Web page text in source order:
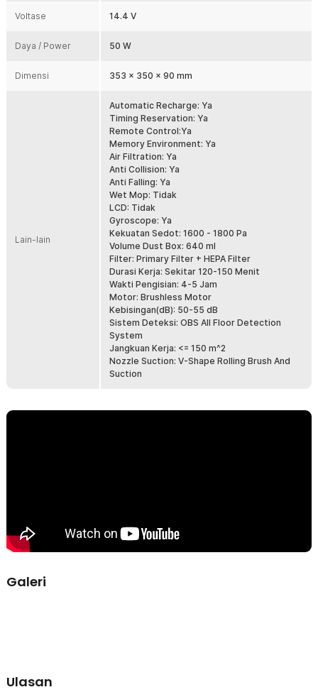
kotoran yang dapat Anda atur secara otomatis untuk membersihkan
besar dengan tenaga 1800 Pa sehingga ampuh membersihkan debu dan
kotoran yang menempel di rumah Anda. Ditenagai dengan baterai
berkapasitas besar memungkinkan robot ini dapat digunakan dalam
waktu yang lama dalam sekali charge.
Xiaomi Roborock Xiaowa ini dilengkapi dengan sensor berpresisi
tinggi yang dipadukan dengan teknologi AI canggih sehingga robot
dapat membersihkan rumah dengan optimal tanpa ada debu yang
terlewatkan. Sensor yang terdapat pada robot ini memungkinkan
robot untuk dapat menganalisa rintangan dengan baik agar robot
tidak menabrak saat mendekati kaki meja dan rintangan lainnya.
Voltase 14.4 V
Daya / Power 50 W
Dimensi 353 x 350 x 90 mm
Lain-lain
Automatic Recharge: Ya
Timing Reservation: Ya
Remote Control:Ya
Memory Environment: Ya
Air Filtration: Ya
Anti Collision: Ya
Anti Falling: Ya
Wet Mop: Tidak
LCD: Tidak
Gyroscope: Ya
Kekuatan Sedot: 1600 - 1800 Pa
Volume Dust Box: 640 ml
Filter: Primary Filter + HEPA Filter
Durasi Kerja: Sekitar 120-150 Menit
Wakti Pengisian: 4-5 Jam
Motor: Brushless Motor
Kebisingan(dB): 50-55 dB
Sistem Deteksi: OBS All Floor Detection
System
Jangkuan Kerja: <= 150 m^2
Nozzle Suction: V-Shape Rolling Brush And
Suction
Galeri
Ulasan